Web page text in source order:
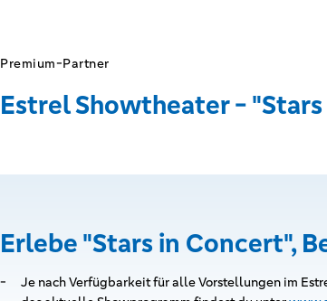
Premium-Partner
Estrel Showtheater -
Erlebe "Stars in Concert",
Je nach Verfügbarkeit für alle Vorstellungen im